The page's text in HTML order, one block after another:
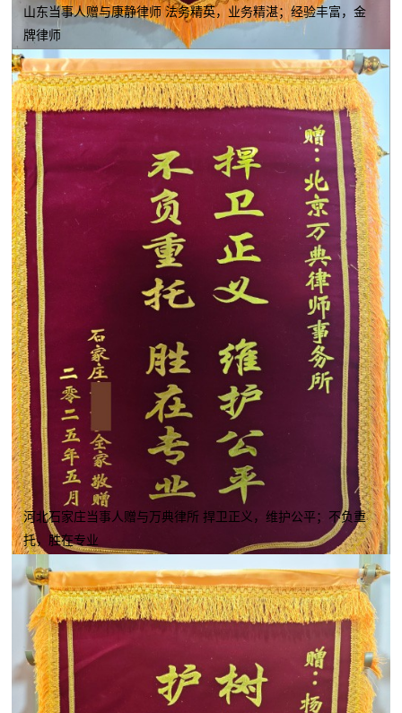
山东当事人赠与康静律师 法务精英，业务精湛；经验丰富，金
牌律师
河北石家庄当事人赠与万典律所 捍卫正义，维护公平；不负重
托，胜在专业